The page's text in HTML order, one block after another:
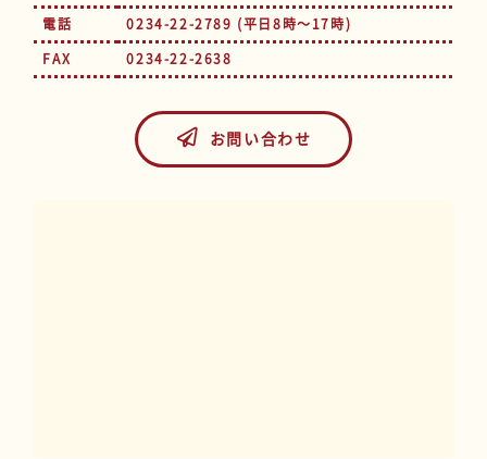
電話
0234-22-2789 (平日8時～17時)
FAX
0234-22-2638
お問い合わせ